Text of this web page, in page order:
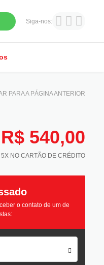
Siga-nos:
PARA A PÁGINA ANTERIOR
R$ 540,00
5X NO CARTÃO DE CRÉDITO
o contato de um de